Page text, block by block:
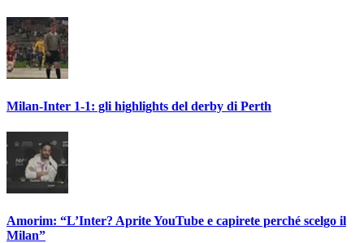
Milan-Inter 1-1: gli highlights del derby di Perth
Amorim: “L’Inter? Aprite YouTube e capirete perché scelgo il
Milan”